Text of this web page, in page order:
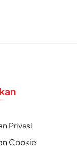
Privasi
Cookie